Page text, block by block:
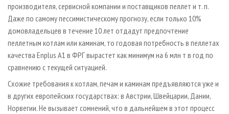
производителя, сервисной компании и поставщиков пеллет и т. п.
Даже по самому пессимистическому прогнозу, если только 10%
домовладельцев в течение 10 лет отдадут предпочтение
пеллетным котлам или каминам, то годовая потребность в пеллетах
качества Enplus A1 в ФРГ вырастет как минимум на 6 млн т в год по
сравнению с текущей ситуацией.
Схожие требования к котлам, печам и каминам предъявляются уже и
в других европейских государствах: в Австрии, Швейцарии, Дании,
Норвегии. Не вызывает сомнений, что в дальнейшем в этот процесс